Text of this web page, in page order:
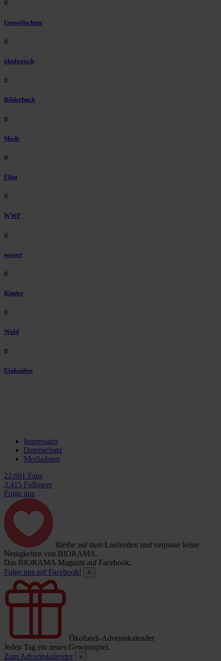
#
Umweltschutz
#
ökologisch
#
Bilderbuch
#
Mode
#
Film
#
WWF
#
wasser
#
Kinder
#
Wald
#
Einkaufen
Impressum
Datenschutz
Mediadaten
22.601 Fans
3.415 Follower
Folge uns
Bleibe auf dem Laufenden und verpasse keine
Neuigkeiten von BIORAMA.
Das BIORAMA Magazin auf Facebook.
Folge uns auf Facebook!
×
Ökofundi-Adventskalender
Jeden Tag ein neues Gewinnspiel.
Zum Adventskalender
×